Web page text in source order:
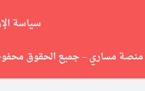
سياسة
منصة مساري – جميع الحقوق محفوظة